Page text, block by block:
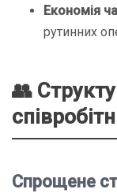
Економія
рутинних
👥
Спрощене